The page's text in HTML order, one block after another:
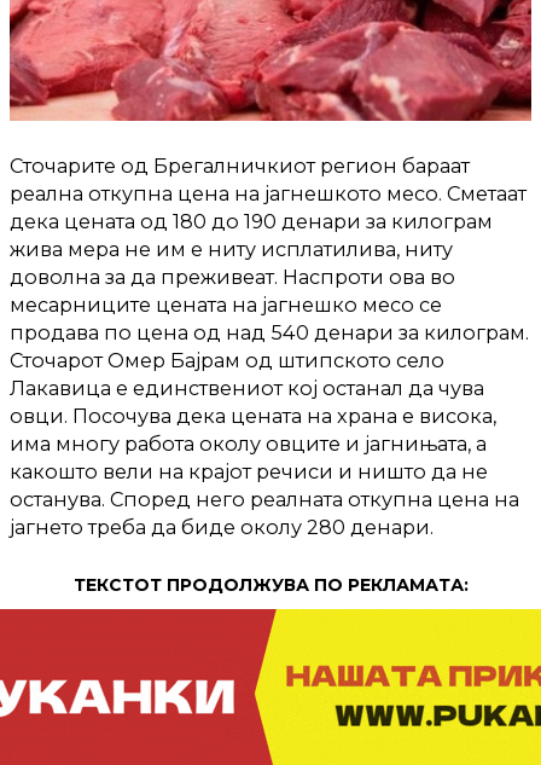
Сточарите од Брегалничкиот регион бараат
реална откупна цена на јагнешкото месо. Сметаат
дека цената од 180 до 190 денари за килограм
жива мера не им е ниту исплатилива, ниту
доволна за да преживеат. Наспроти ова во
месарниците цената на јагнешко месо се
продава по цена од над 540 денари за килограм.
Сточарот Омер Бајрам од штипското село
Лакавица е единствениот кој останал да чува
овци. Посочува дека цената на храна е висока,
има многу работа околу овците и јагнињата, а
какошто вели на крајот речиси и ништо да не
останува. Според него реалната откупна цена на
јагнето треба да биде околу 280 денари.
ТЕКСТОТ ПРОДОЛЖУВА ПО РЕКЛАМАТА: